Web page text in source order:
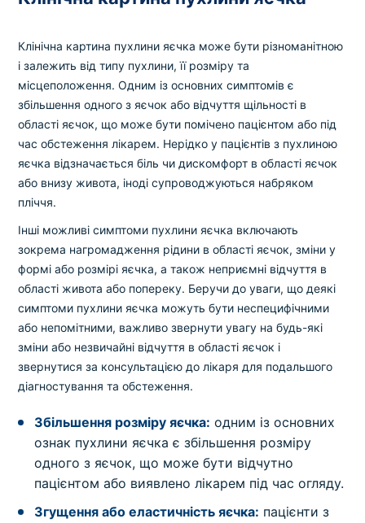
Клінічна картина пухлини яєчка може бути різноманітною
і залежить від типу пухлини, її розміру та
місцеположення. Одним із основних симптомів є
збільшення одного з яєчок або відчуття щільності в
області яєчок, що може бути помічено пацієнтом або під
час обстеження лікарем. Нерідко у пацієнтів з пухлиною
яєчка відзначається біль чи дискомфорт в області яєчок
або внизу живота, іноді супроводжуються набряком
пліччя.
Інші можливі симптоми пухлини яєчка включають
зокрема нагромадження рідини в області яєчок, зміни у
формі або розмірі яєчка, а також неприємні відчуття в
області живота або попереку. Беручи до уваги, що деякі
симптоми пухлини яєчка можуть бути неспецифічними
або непомітними, важливо звернути увагу на будь-які
зміни або незвичайні відчуття в області яєчок і
звернутися за консультацією до лікаря для подальшого
діагностування та обстеження.
Збільшення розміру яєчка: одним із основних
ознак пухлини яєчка є збільшення розміру
одного з яєчок, що може бути відчутно
пацієнтом або виявлено лікарем під час огляду.
Згущення або еластичність яєчка: пацієнти з